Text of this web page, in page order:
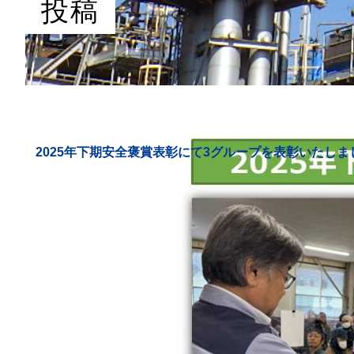
投稿
2025年下期安全褒賞表彰にて3グループを表彰いたしま